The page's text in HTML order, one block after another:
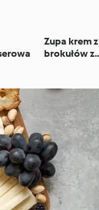
Zupa krem z
brokułów z